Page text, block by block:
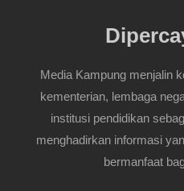
Media Kampung menjalin
kementerian, lembaga
institusi pendidikan
menghadirkan informasi
bermanfaat